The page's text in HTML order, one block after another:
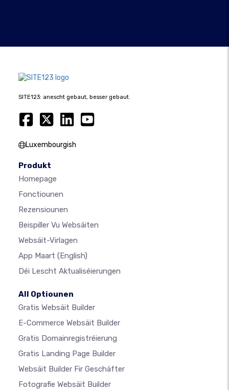
SITE123: anescht gebaut, besser gebaut.
Luxembourgish
Produkt
Homepage
Fonctiounen
Rezensiounen
Beispiller Vu Websäiten
Websäit-Virlagen
App Maart (English)
Déi Lescht Aktualiséierungen
All Optiounen
Gratis Websäit Builder
E-Commerce Websäit Builder
Gratis Domainregistréierung
Gratis Landing Page Builder
Websäit Builder Fir Geschäfter
Fotografie Websäit Builder